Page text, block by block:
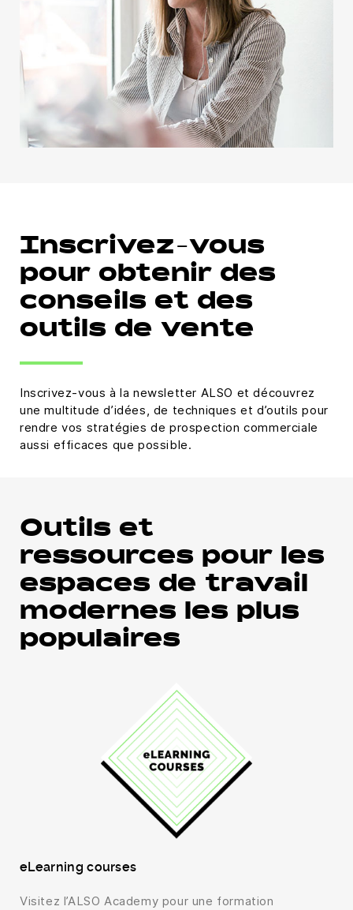
Inscrivez-vous
pour obtenir des
conseils et des
outils de vente
Inscrivez-vous à la newsletter ALSO et découvrez
une multitude d’idées, de techniques et d’outils pour
rendre vos stratégies de prospection commerciale
aussi efficaces que possible.
Outils et
ressources pour les
espaces de travail
modernes les plus
populaires
eLearning courses
Visitez l’ALSO Academy pour une formation